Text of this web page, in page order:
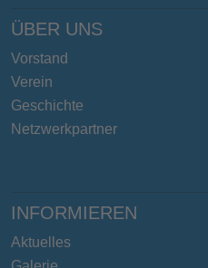
ÜBER UNS
Vorstand
Verein
Geschichte
Netzwerkpartner
INFORMIEREN
Aktuelles